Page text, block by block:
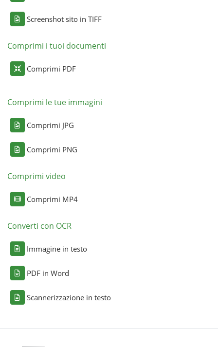
Screenshot sito in TIFF
Comprimi i tuoi documenti
Comprimi PDF
Comprimi le tue immagini
Comprimi JPG
Comprimi PNG
Comprimi video
Comprimi MP4
Converti con OCR
Immagine in testo
PDF in Word
Scannerizzazione in testo